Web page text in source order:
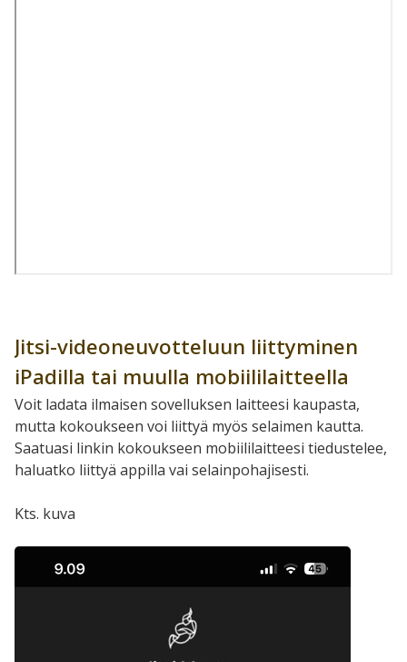
Jitsi-videoneuvotteluun liittyminen
iPadilla tai muulla mobiililaitteella
Voit ladata ilmaisen sovelluksen laitteesi kaupasta,
mutta kokoukseen voi liittyä myös selaimen kautta.
Saatuasi linkin kokoukseen mobiililaitteesi tiedustelee,
haluatko liittyä appilla vai selainpohajisesti.
Kts. kuva